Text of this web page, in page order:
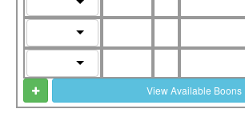
View Available Boons